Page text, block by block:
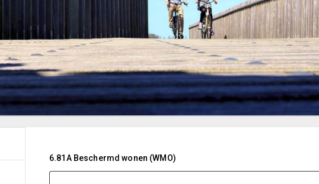
6.81A Beschermd wonen (WMO)